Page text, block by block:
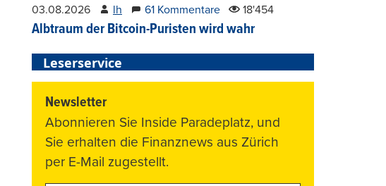
03.08.2026 lh 61 Kommentare 18'454
Albtraum der Bitcoin-Puristen wird wahr
Leserservice
Newsletter
Abonnieren Sie Inside Paradeplatz, und
Sie erhalten die Finanznews aus Zürich
per E-Mail zugestellt.